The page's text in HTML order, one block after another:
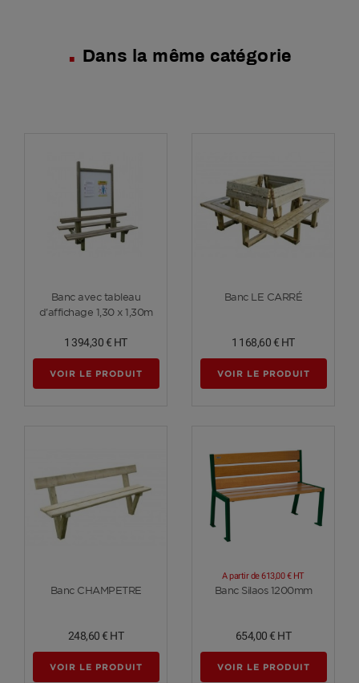
Dans la même catégorie
Voir plus
Banc avec tableau
d'affichage 1,30 x 1,30m
1 394,30 € HT
VOIR LE PRODUIT
Voir plus
Banc LE CARRÉ
1 168,60 € HT
VOIR LE PRODUIT
Voir plus
Banc CHAMPETRE
248,60 € HT
VOIR LE PRODUIT
Voir plus
Banc Silaos 1200mm
A partir de613,00 € HT
654,00 € HT
VOIR LE PRODUIT